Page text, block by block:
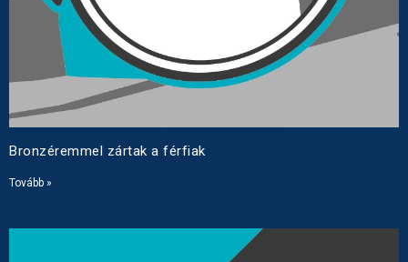
Bronzéremmel zártak a férfiak
Tovább »